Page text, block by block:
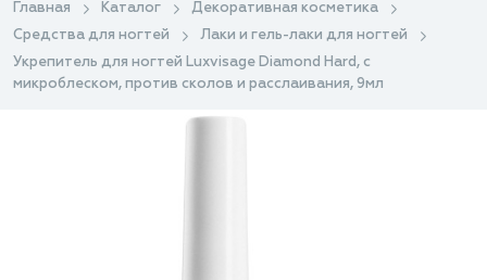
Главная Каталог
Декоративная косметика
Средства для ногтей
Лаки и гель-лаки для ногтей
Укрепитель для ногтей Luxvisage Diamond Hard, с
микроблеском, против сколов и расслаивания, 9мл